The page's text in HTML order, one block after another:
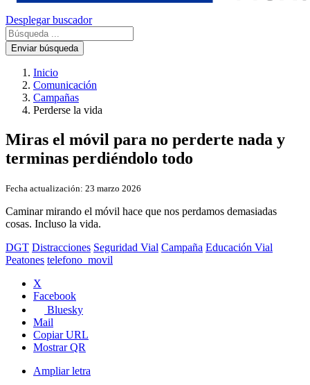
Desplegar buscador
Enviar búsqueda
Inicio
Comunicación
Campañas
Perderse la vida
Miras el móvil para no perderte nada y
terminas perdiéndolo todo
Fecha actualización: 23 marzo 2026
Caminar mirando el móvil hace que nos perdamos demasiadas
cosas. Incluso la vida.
DGT Distracciones Seguridad Vial Campaña Educación Vial
Peatones telefono_movil
X
Facebook
Bluesky
Mail
Copiar URL
Mostrar QR
Ampliar letra